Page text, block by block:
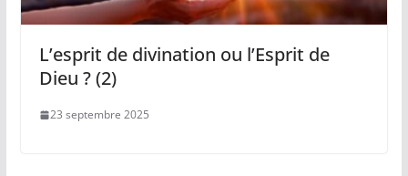
L’esprit de divination ou l’Esprit de
Dieu ? (2)
23 septembre 2025